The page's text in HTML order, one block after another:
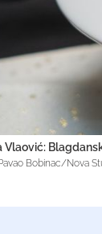
Vlaović:
Bobinac/Nova